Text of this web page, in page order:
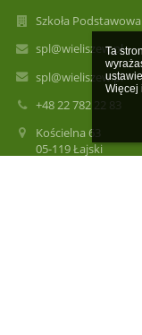
Ta
Więcej
Szkoła
spl@wieliszew.pl
spl@wieliszew.pl
+48 22 782 22 83
Kościelna 63
05-119 Łajski